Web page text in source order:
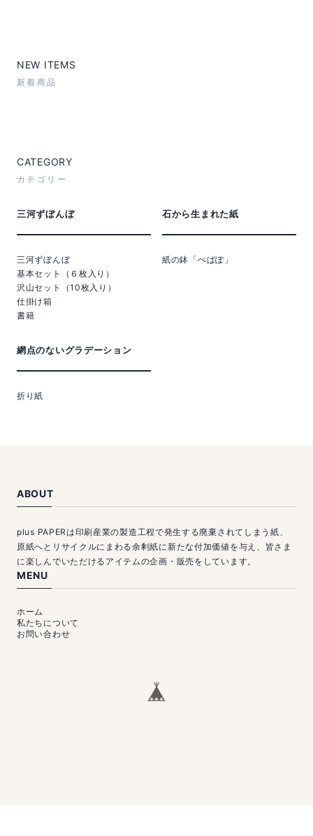
NEW ITEMS
新着商品
CATEGORY
カテゴリー
三河ずぼんぼ
三河ずぼんぼ
基本セット（６枚入り）
沢山セット（10枚入り）
仕掛け箱
書籍
石から生まれた紙
紙の鉢「ぺぱぽ」
網点のないグラデーション
折り紙
ABOUT
plus PAPERは印刷産業の製造工程で発生する廃棄されてしまう紙、
原紙へとリサイクルにまわる余剰紙に新たな付加価値を与え、皆さま
に楽しんでいただけるアイテムの企画・販売をしています。
MENU
ホーム
私たちについて
お問い合わせ